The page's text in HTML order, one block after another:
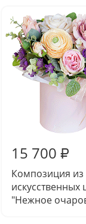
15 700 ₽
Композиция из
искусственных
"Нежное